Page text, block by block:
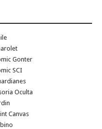
Gonter
SCI
Oculta
Canvas